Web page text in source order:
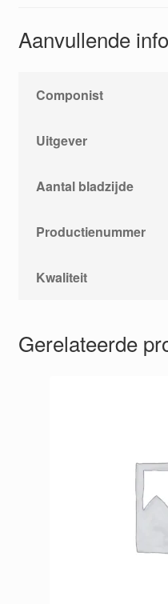
Aanvullende
Componist
Uitgever
Aantal bladzijde
Productienummer
Kwaliteit
Gerelateerde